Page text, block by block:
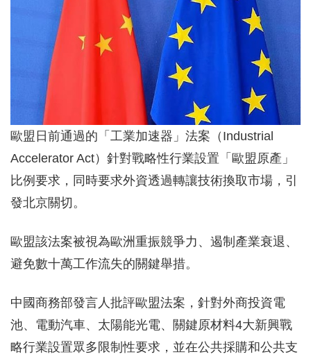
歐盟日前通過的「工業加速器」法案（Industrial
Accelerator Act）針對戰略性行業設置「歐盟原產」
比例要求，同時要求外資透過轉讓技術換取市場，引
發北京關切。
歐盟該法案被視為歐洲重振競爭力、遏制產業衰退、
避免數十萬工作流失的關鍵舉措。
中國商務部發言人批評歐盟法案，針對外商投資電
池、電動汽車、太陽能光電、關鍵原材料4大新興戰
略行業設置眾多限制性要求，並在公共採購和公共支